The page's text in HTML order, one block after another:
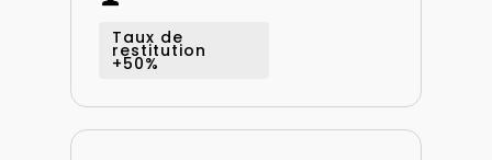
Taux de
restitution
+50%